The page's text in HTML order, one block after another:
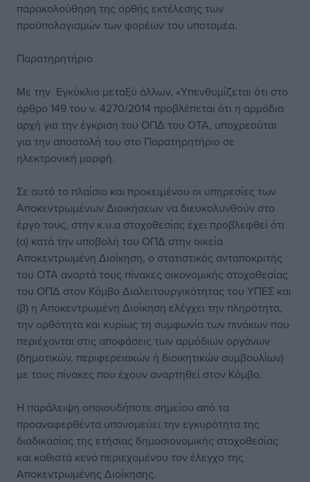
παρακολούθηση της ορθής εκτέλεσης των
προϋπολογισμών των φορέων του υποτομέα.
Παρατηρητήριο
Με την Εγκύκλιο μεταξύ άλλων, «Υπενθυμίζεται ότι στο
άρθρο 149 του ν. 4270/2014 προβλέπεται ότι η αρμόδια
αρχή για την έγκριση του ΟΠΔ του ΟΤΑ, υποχρεούται
για την αποστολή του στο Παρατηρητήριο σε
ηλεκτρονική μορφή.
Σε αυτό το πλαίσιο και προκειμένου οι υπηρεσίες των
Αποκεντρωμένων Διοικήσεων να διευκολυνθούν στο
έργο τους, στην κ.υ.α στοχοθεσίας έχει προβλεφθεί ότι
(α) κατά την υποβολή του ΟΠΔ στην οικεία
Αποκεντρωμένη Διοίκηση, ο στατιστικός ανταποκριτής
του ΟΤΑ αναρτά τους πίνακες οικονομικής στοχοθεσίας
του ΟΠΔ στον Κόμβο Διαλειτουργικότητας του ΥΠΕΣ και
(β) η Αποκεντρωμένη Διοίκηση ελέγχει την πληρότητα,
την ορθότητα και κυρίως τη συμφωνία των πινάκων που
περιέχονται στις αποφάσεις των αρμόδιων οργάνων
(δημοτικών, περιφερειακών ή διοικητικών συμβουλίων)
με τους πίνακες που έχουν αναρτηθεί στον Κόμβο.
Η παράλειψη οποιουδήποτε σημείου από τα
προαναφερθέντα υπονομεύει την εγκυρότητα της
διαδικασίας της ετήσιας δημοσιονομικής στοχοθεσίας
και καθιστά κενό περιεχομένου τον έλεγχο της
Αποκεντρωμένης Διοίκησης.